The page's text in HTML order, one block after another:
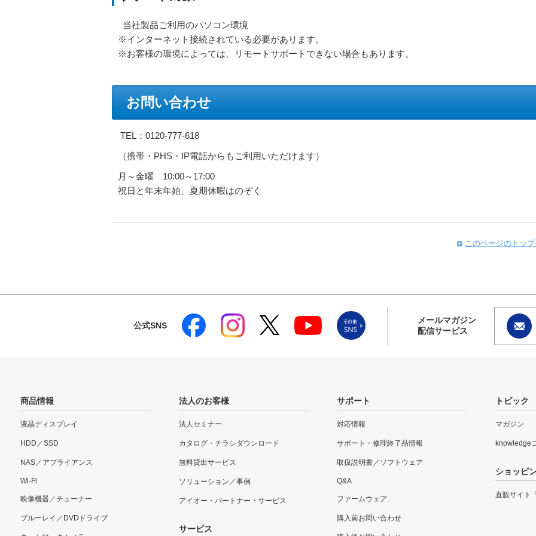
当社製品ご利用のパソコン環境
※インターネット接続されている必要があります。
※お客様の環境によっては、リモートサポートできない場合もあります。
お問い合わせ
TEL：0120-777-618
（携帯・PHS・IP電話からもご利用いただけます）
月～金曜 10:00～17:00
祝日と年末年始、夏期休暇はのぞく
このページのトッ
公式SNS
メールマガジン
配信サービス
商品情報
液晶ディスプレイ
HDD／SSD
NAS／アプライアンス
Wi-Fi
映像機器／チューナー
ブルーレイ／DVDドライブ
法人のお客様
法人セミナー
カタログ・チラシダウンロード
無料貸出サービス
ソリューション／事例
アイオー・パートナー・サービス
サービス
サポート
対応情報
サポート・修理終了品情報
取扱説明書／ソフトウェア
Q&A
ファームウェア
購入前お問い合わせ
トピック
マガジン
knowledge
ショッピ
直販サイト